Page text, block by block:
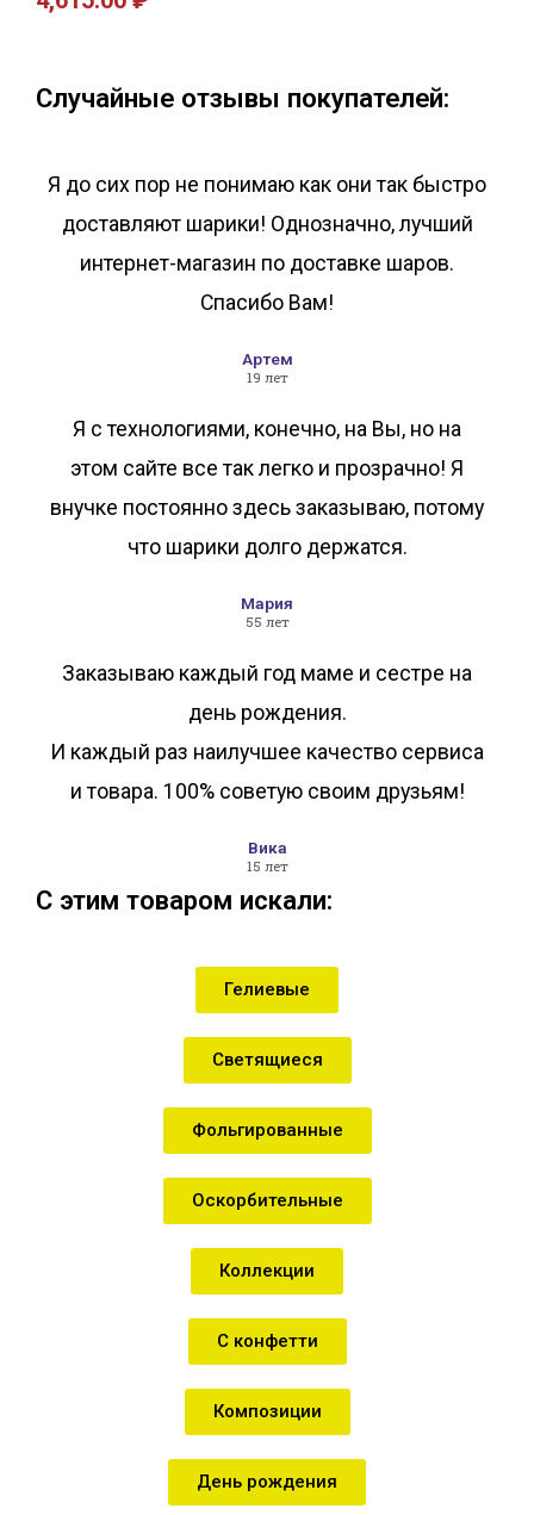
Случайные отзывы покупателей:
Я до сих пор не понимаю как они так быстро
доставляют шарики! Однозначно, лучший
интернет-магазин по доставке шаров.
Спасибо Вам!
Артем
19 лет
Я с технологиями, конечно, на Вы, но на
этом сайте все так легко и прозрачно! Я
внучке постоянно здесь заказываю, потому
что шарики долго держатся.
Мария
55 лет
Заказываю каждый год маме и сестре на
день рождения.
И каждый раз наилучшее качество сервиса
и товара. 100% советую своим друзьям!
Вика
15 лет
С этим товаром искали:
Гелиевые
Светящиеся
Фольгированные
Оскорбительные
Коллекции
С конфетти
Композиции
День рождения